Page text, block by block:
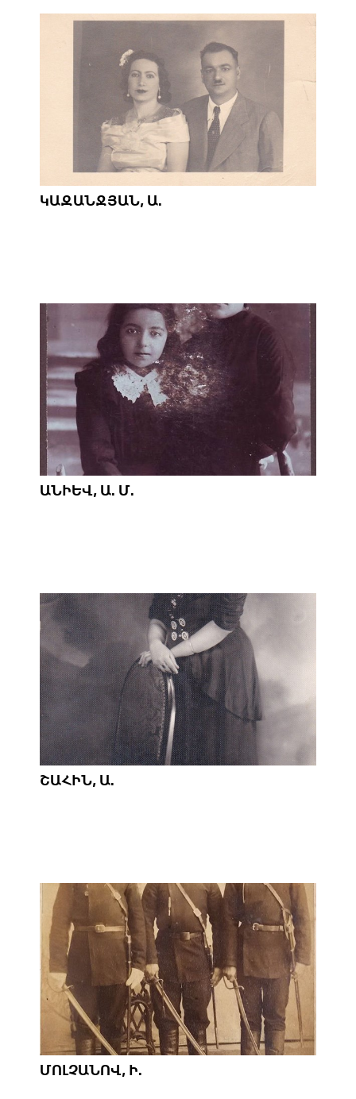
ԿԱԶԱՆՋՅԱՆ, Ա.
ԱՆԻԵՎ, Ա. Մ.
ՇԱՀԻՆ, Ա.
ՄՈԼՉԱՆՈՎ, Ի.